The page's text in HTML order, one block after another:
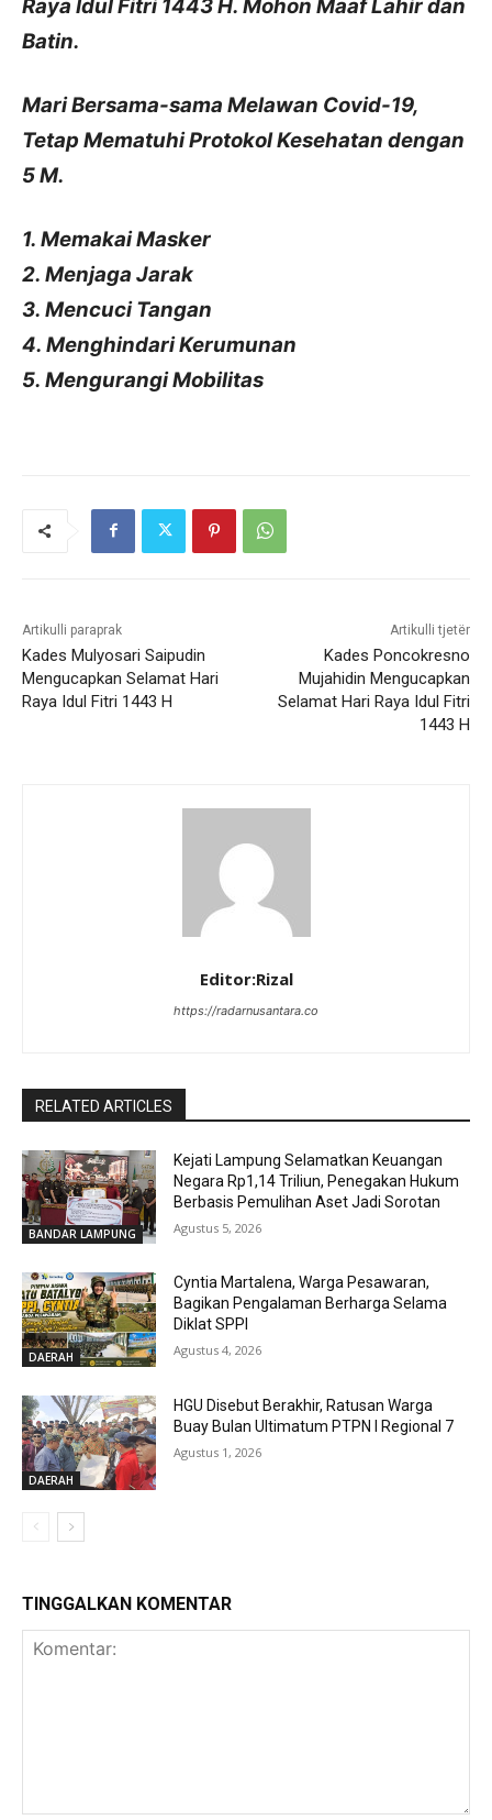
Raya Idul Fitri 1443 H. Mohon Maaf Lahir dan
Batin.
Mari Bersama-sama Melawan Covid-19,
Tetap Mematuhi Protokol Kesehatan dengan
5 M.
1. Memakai Masker
2. Menjaga Jarak
3. Mencuci Tangan
4. Menghindari Kerumunan
5. Mengurangi Mobilitas
Artikulli paraprak
Kades Mulyosari Saipudin
Mengucapkan Selamat Hari
Raya Idul Fitri 1443 H
Artikulli tjetër
Kades Poncokresno
Mujahidin Mengucapkan
Selamat Hari Raya Idul Fitri
1443 H
Editor:Rizal
https://radarnusantara.co
RELATED ARTICLES
BANDAR LAMPUNG
Kejati Lampung Selamatkan Keuangan
Negara Rp1,14 Triliun, Penegakan Hukum
Berbasis Pemulihan Aset Jadi Sorotan
Agustus 5, 2026
DAERAH
Cyntia Martalena, Warga Pesawaran,
Bagikan Pengalaman Berharga Selama
Diklat SPPI
Agustus 4, 2026
DAERAH
HGU Disebut Berakhir, Ratusan Warga
Buay Bulan Ultimatum PTPN I Regional 7
Agustus 1, 2026
TINGGALKAN KOMENTAR